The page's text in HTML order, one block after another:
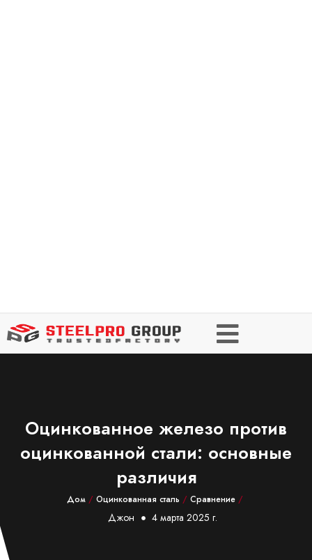
Оцинкованное железо против
оцинкованной стали: основные
различия
Дом/ Оцинкованная сталь / Сравнение/
Джон 4 марта 2025 г.